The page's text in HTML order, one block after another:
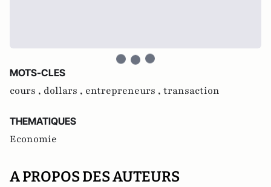
MOTS-CLES
cours , dollars , entrepreneurs , transaction
THEMATIQUES
Economie
A PROPOS DES AUTEURS